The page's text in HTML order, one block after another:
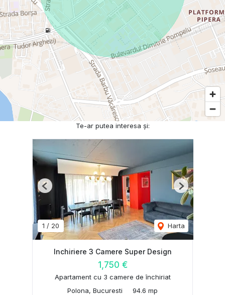
Te-ar putea interesa și:
1 / 20 Harta
Previous Next
Inchiriere 3 Camere Super Design
1,750 €
Apartament cu 3 camere de închiriat
Polona, Bucuresti
94.6 mp